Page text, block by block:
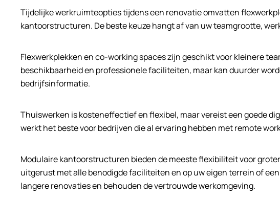
Tijdelijke werkruimteopties tijdens een renovatie omvatten
kantoorstructuren. De beste keuze hangt af van uw teamgrootte,
Flexwerkplekken en co-working spaces zijn geschikt voor kleinere
beschikbaarheid en professionele faciliteiten, maar kan duurder
bedrijfsinformatie.
Thuiswerken is kosteneffectief en flexibel, maar vereist een goede
werkt het beste voor bedrijven die al ervaring hebben met remote
Modulaire kantoorstructuren bieden de meeste flexibiliteit voor
uitgerust met alle benodigde faciliteiten en op uw eigen terrein of
langere renovaties en behouden de vertrouwde werkomgeving.